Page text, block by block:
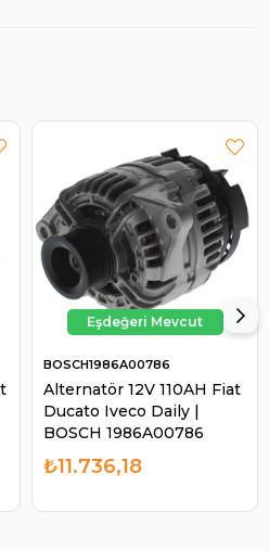
Alternatör 12V 110AH Fiat
Ducato Iveco Daily |
BOSCH 1986A00786
BOSCH1986A00786
₺11.736,18